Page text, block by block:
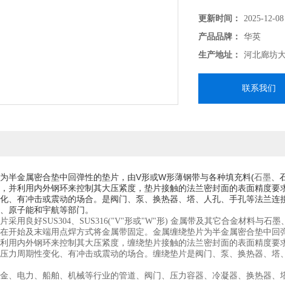
更新时间：
2025-12-08
产品品牌：
华英
生产地址：
河北廊坊
联系我们
半金属密合垫中回弹性的垫片，由V形或W形薄钢带与各种填充料(石墨
并利用内外钢环来控制其大压紧度，垫片接触的法兰密封面的表面精度
、有冲击或震动的场合。是阀门、泵、换热器、塔、人孔、手孔等法兰
原子能和宇航等部门。
采用良好SUS304、SUS316("V"形或"W"形) 金属带及其它合金材料与石
开始及末端用点焊方式将金属带固定。金属缠绕垫片为半金属密合垫中
用内外钢环来控制其大压紧度，缠绕垫片接触的法兰密封面的表面精度
力周期性变化、有冲击或震动的场合。缠绕垫片是阀门、泵、换热器、塔
、电力、船舶、机械等行业的管道、阀门、压力容器、冷凝器、换热器、